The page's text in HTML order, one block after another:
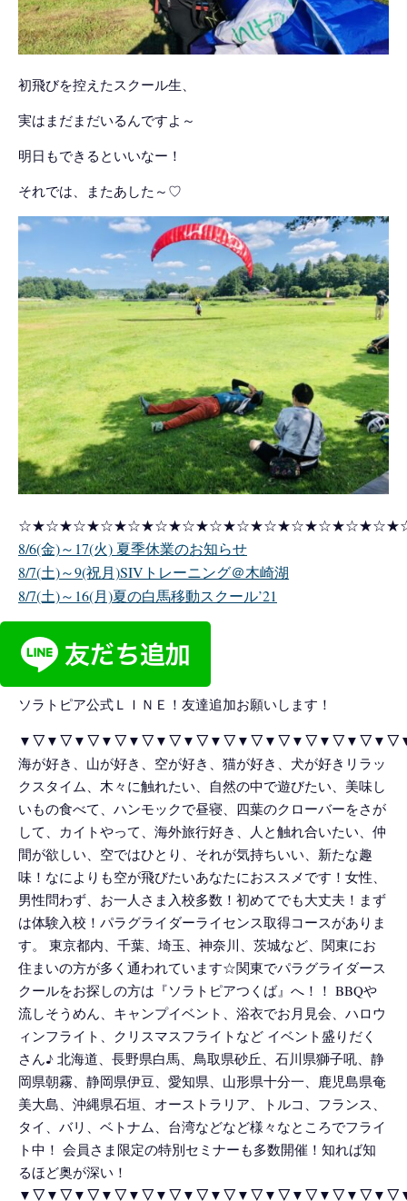
初飛びを控えたスクール生、
実はまだまだいるんですよ～
明日もできるといいなー！
それでは、またあした～♡
8/6(金)～17(火) 夏季休業のお知らせ
8/7(土)～9(祝月)SIVトレーニング＠木崎湖
8/7(土)～16(月)夏の白馬移動スクール’21
ソラトピア公式ＬＩＮＥ！友達追加お願いします！
海が好き、山が好き、空が好き、猫が好き、犬が好きリラッ
クスタイム、木々に触れたい、自然の中で遊びたい、美味し
いもの食べて、ハンモックで昼寝、四葉のクローバーをさが
して、カイトやって、海外旅行好き、人と触れ合いたい、仲
間が欲しい、空ではひとり、それが気持ちいい、新たな趣
味！なによりも空が飛びたいあなたにおススメです！女性、
男性問わず、お一人さま入校多数！初めてでも大丈夫！まず
は体験入校！パラグライダーライセンス取得コースがありま
す。 東京都内、千葉、埼玉、神奈川、茨城など、関東にお
住まいの方が多く通われています☆関東でパラグライダース
クールをお探しの方は『ソラトピアつくば』へ！！ BBQや
流しそうめん、キャンプイベント、浴衣でお月見会、ハロウ
ィンフライト、クリスマスフライトなど イベント盛りだく
さん♪ 北海道、長野県白馬、鳥取県砂丘、石川県獅子吼、静
岡県朝霧、静岡県伊豆、愛知県、山形県十分一、鹿児島県奄
美大島、沖縄県石垣、オーストラリア、トルコ、フランス、
タイ、バリ、ベトナム、台湾などなど様々なところでフライ
ト中！ 会員さま限定の特別セミナーも多数開催！知れば知
るほど奥が深い！